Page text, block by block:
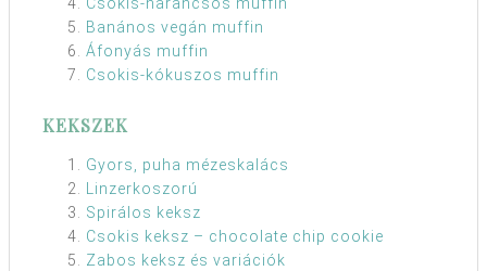
Csokis-narancsos muffin
Banános vegán muffin
Áfonyás muffin
Csokis-kókuszos muffin
KEKSZEK
Gyors, puha mézeskalács
Linzerkoszorú
Spirálos keksz
Csokis keksz – chocolate chip cookie
Zabos keksz és variációk